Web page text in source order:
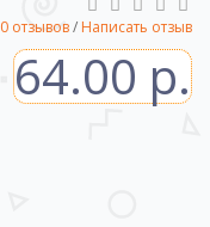
0 отзывов/ Написать отзыв
64.00 р.